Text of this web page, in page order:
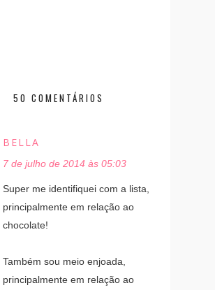
50 COMENTÁRIOS
BELLA
7 de julho de 2014 às 05:03
Super me identifiquei com a lista,
principalmente em relação ao
chocolate!
Também sou meio enjoada,
principalmente em relação ao